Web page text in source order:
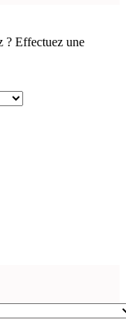
? Effectuez une